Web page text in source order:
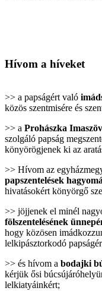
Hívom a híveket
>> a papságért való
közös szentmisére és
>> a Prohászka
szolgáló papság
könyörögjenek ki az
>> Hívom az
papszentelések
hivatásokért könyörgő
>> jöjjenek el minél
fölszentelésének
hogy közösen
lelkipásztorkodó
>> és hívom a bodajki
kérjük ősi
lelkiatyáinkért;